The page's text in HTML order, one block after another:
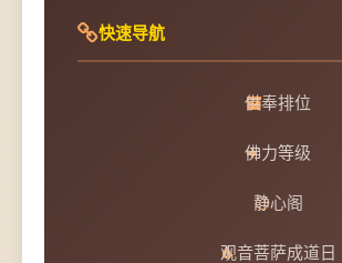
快速导航
供奉排位
佛力等级
静心阁
观音菩萨成道日